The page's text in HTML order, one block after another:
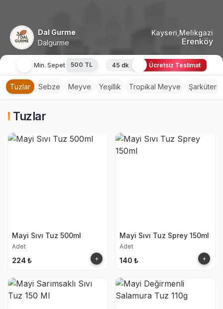
Dal Gurme
Dalgurme
Kayseri,Melikgazi
Erenköy
Min. Sepet 500 TL 45 dk Ücretsiz Teslimat
Tuzlar Sebze Meyve Yeşillik Tropikal Meyve Şarküteri
Tuzlar
Mayi Sıvı Tuz 500ml
Adet
224 ₺ +
Mayi Sıvı Tuz Sprey 150ml
Adet
140 ₺ +